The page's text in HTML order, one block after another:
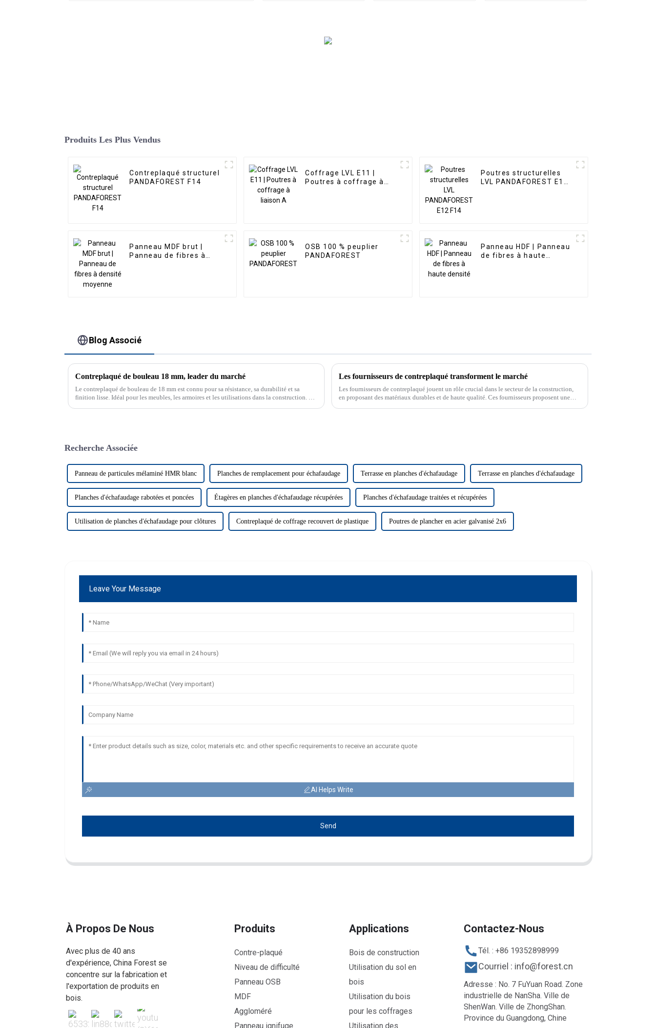
Produits Les Plus Vendus
Contreplaqué structurel
PANDAFOREST F14
Coffrage LVL E11 |
Poutres à coffrage à
Poutres structurelles
LVL PANDAFOREST E12
Panneau MDF brut |
Panneau de fibres à
OSB 100 % peuplier
PANDAFOREST
Panneau HDF | Panneau
de fibres à haute
Blog Associé
Contreplaqué de bouleau 18 mm, leader du marché
Le contreplaqué de bouleau de 18 mm est connu pour sa résistance, sa durabilité et sa
finition lisse. Idéal pour les meubles, les armoires et les utilisations dans la construction. Le
Les fournisseurs de contreplaqué transforment le marché
Les fournisseurs de contreplaqué jouent un rôle crucial dans le secteur de la construction,
en proposant des matériaux durables et de haute qualité. Ces fournisseurs proposent une
Recherche Associée
Panneau de particules mélaminé HMR blanc Planches de remplacement pour échafaudage Terrasse en planches d'échafaudage Terrasse en planches d'échafaudage
Planches d'échafaudage rabotées et poncées Étagères en planches d'échafaudage récupérées Planches d'échafaudage traitées et récupérées
Utilisation de planches d'échafaudage pour clôtures Contreplaqué de coffrage recouvert de plastique Poutres de plancher en acier galvanisé 2x6
Leave Your Message
AI Helps Write
Send
À Propos De Nous
Avec plus de 40 ans
d'expérience, China Forest se
concentre sur la fabrication et
l'exportation de produits en
bois.
Produits
Contre-plaqué
Niveau de difficulté
Panneau OSB
MDF
Aggloméré
Panneau ignifuge
Applications
Bois de construction
Utilisation du sol en
bois
Utilisation du bois
pour les coffrages
Utilisation des
Contactez-Nous
Tél. : +86 19352898999
Courriel : info@forest.cn
Adresse : No. 7 FuYuan Road. Zone
industrielle de NanSha. Ville de
ShenWan. Ville de ZhongShan.
Province du Guangdong, Chine